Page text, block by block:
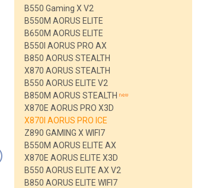
B550 Gaming X V2
B550M AORUS ELITE
B650M AORUS ELITE
B550I AORUS PRO AX
B850 AORUS STEALTH
X870 AORUS STEALTH
B550 AORUS ELITE V2
B850M AORUS STEALTH
X870E AORUS PRO X3D
X870I AORUS PRO ICE
Z890 GAMING X WIFI7
B550M AORUS ELITE AX
X870E AORUS ELITE X3D
B550 AORUS ELITE AX V2
B850 AORUS ELITE WIFI7